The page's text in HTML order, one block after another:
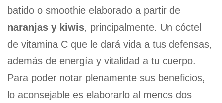
batido o smoothie elaborado a partir de
naranjas y kiwis, principalmente. Un cóctel
de vitamina C que le dará vida a tus defensas,
además de energía y vitalidad a tu cuerpo.
Para poder notar plenamente sus beneficios,
lo aconsejable es elaborarlo al menos dos